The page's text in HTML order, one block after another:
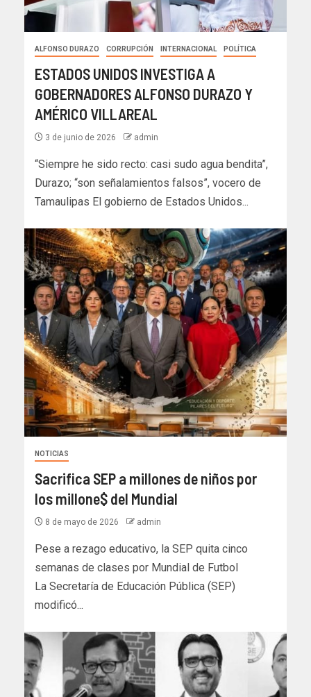
ALFONSO DURAZO CORRUPCIÓN INTERNACIONAL POLÍTICA
ESTADOS UNIDOS INVESTIGA A
GOBERNADORES ALFONSO DURAZO Y
AMÉRICO VILLAREAL
3 de junio de 2026 admin
“Siempre he sido recto: casi sudo agua bendita”,
Durazo; “son señalamientos falsos”, vocero de
Tamaulipas El gobierno de Estados Unidos...
NOTICIAS
Sacrifica SEP a millones de niños por
los millone$ del Mundial
8 de mayo de 2026 admin
Pese a rezago educativo, la SEP quita cinco
semanas de clases por Mundial de Futbol
La Secretaría de Educación Pública (SEP)
modificó...